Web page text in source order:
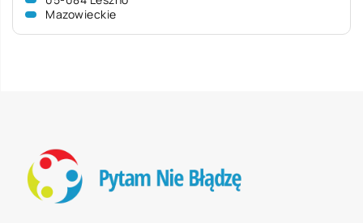
Mazowieckie